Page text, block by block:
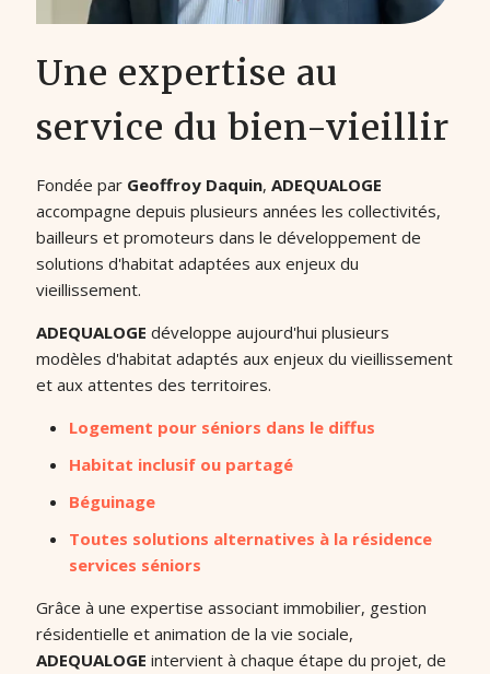
Une expertise au
service du bien-vieillir
Fondée par Geoffroy Daquin, ADEQUALOGE
accompagne depuis plusieurs années les collectivités,
bailleurs et promoteurs dans le développement de
solutions d'habitat adaptées aux enjeux du
vieillissement.
ADEQUALOGE développe aujourd'hui plusieurs
modèles d'habitat adaptés aux enjeux du vieillissement
et aux attentes des territoires.
Logement pour séniors dans le diffus
Habitat inclusif ou partagé
Béguinage
Toutes solutions alternatives à la résidence
services séniors
Grâce à une expertise associant immobilier, gestion
résidentielle et animation de la vie sociale,
ADEQUALOGE intervient à chaque étape du projet, de